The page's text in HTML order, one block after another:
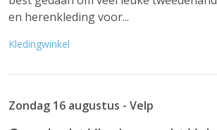
en herenkleding voor...
Kledingwinkel
Zondag 16 augustus - Velp